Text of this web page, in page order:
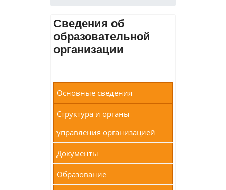
Сведения об
образовательной
организации
Основные сведения
Структура и органы
управления организацией
Документы
Образование